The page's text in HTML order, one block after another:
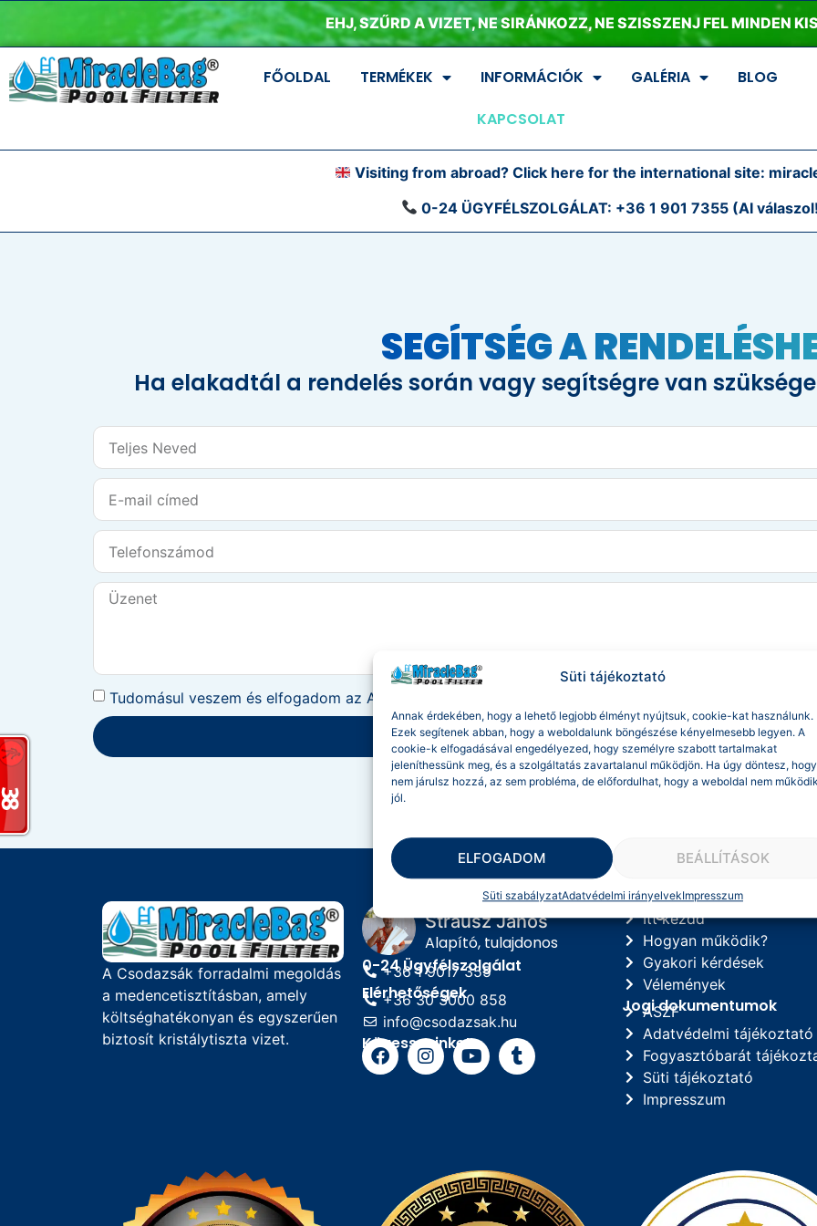
Süti tájékoztató
Annak érdekében, hogy a lehető legjobb élményt nyújtsuk, cookie-kat használunk.
Ezek segítenek abban, hogy a weboldalunk böngészése kényelmesebb legyen. A
cookie-k elfogadásával engedélyezed, hogy személyre szabott tartalmakat
jeleníthessünk meg, és a szolgáltatás zavartalanul működjön. Ha úgy döntesz, hogy
nem járulsz hozzá, az sem probléma, de előfordulhat, hogy a weboldal nem
jól.
ELFOGADOM BEÁLLÍTÁSOK
Süti szabályzatAdatvédelmi irányelvekImpresszum
EHJ, SZŰRD A VIZET, NE SIRÁNKOZZ, NE SZISSZENJ FEL MINDEN
FŐOLDAL TERMÉKEK INFORMÁCIÓK GALÉRIA
BLOG
KAPCSOLAT
Visiting from abroad? Click here for the international site:
0-24 ÜGYFÉLSZOLGÁLAT: +36 1 901 7355 (AI
SEGÍTSÉG A
Ha elakadtál a rendelés során vagy segítségre van
Tudomásul veszem és elfogadom az Adatvédelmi tájékoztató
ELKÜLDÖM
A Csodazsák forradalmi megoldás
a medencetisztításban, amely
költséghatékonyan és egyszerűen
biztosít kristálytiszta vizet.
Strausz János
Alapító, tulajdonos
0-24 Ügyfélszolgálat
+36 1 9017 355
Elérhetőségek
+36 30 3000 858
info@csodazsak.hu
Kövess minket
Itt kezdd
Hogyan működik?
Gyakori kérdések
Vélemények
Jogi dokumentumok
ÁSZF
Adatvédelmi tájékoztató
Fogyasztóbarát
Süti tájékoztató
Impresszum